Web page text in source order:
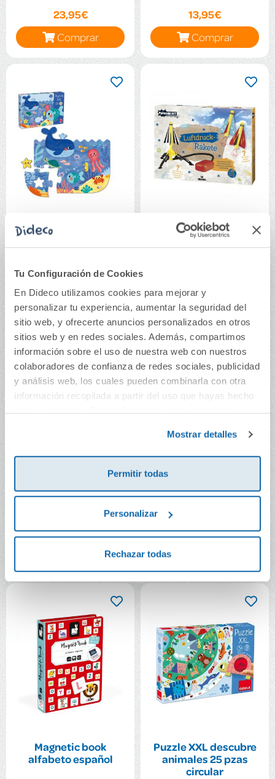
Tu Configuración de Cookies
En Dideco utilizamos cookies para mejorar y
personalizar tu experiencia, aumentar la seguridad del
sitio web, y ofrecerte anuncios personalizados en otros
sitios web y en redes sociales. Además, compartimos
información sobre el uso de nuestra web con nuestros
colaboradores de confianza de redes sociales, publicidad
y análisis web, los cuales pueden combinarla con otra
información recopilada a partir del uso que hayas hecho
Mostrar detalles
Permitir todas
Personalizar
Rechazar todas
23,95€
Comprar
13,95€
Comprar
Puzzle XXL océano 18
9,95€
Comprar
Cohete propulsión
aire
Comprar
Set manualidades 6
actividades
32,90€
¿Hacemos el mono?
juego de acción
21,99€
Magnetic book
alfabeto español
Puzzle XXL descubre
animales 25 pzas
circular